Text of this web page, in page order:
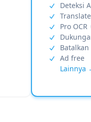
Deteksi
Pro OCR
Ad free
Lainnya